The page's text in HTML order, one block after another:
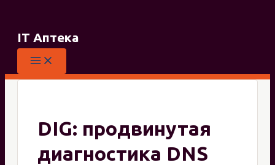
содержимому
IT Аптека
DIG: продвинутая
диагностика DNS